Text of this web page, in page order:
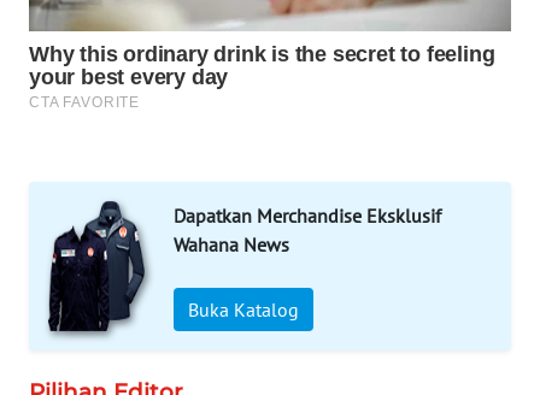
Dapatkan Merchandise Eksklusif
Wahana News
Buka Katalog
WAHANA
SELEB
WAHANA
OTOMOTIF
WAHANA
HEALTH